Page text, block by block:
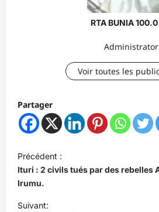
RTA BUNIA
Administrator
Voir toutes les
Partager
N
a
v
i
Précédent :
Ituri : 2 civils tués par des rebelles
Irumu.
Suivant: